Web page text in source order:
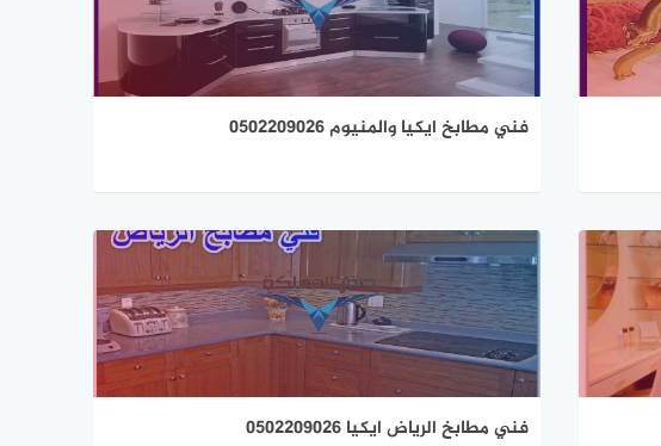
فني مطابخ ايكيا والمنيوم 0502209026
فني مطابخ الرياض ايكيا 0502209026